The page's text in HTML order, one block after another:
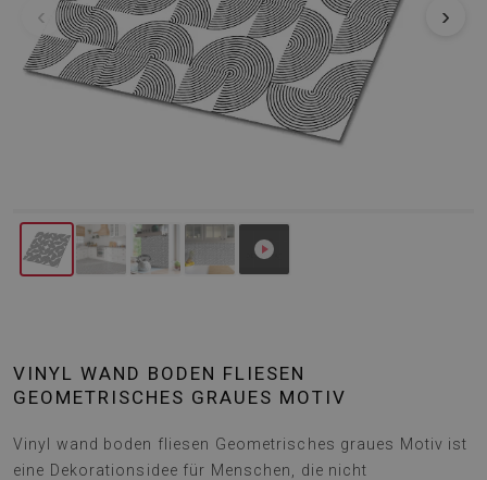
‹ ›
VINYL WAND BODEN FLIESEN
GEOMETRISCHES GRAUES MOTIV
Vinyl wand boden fliesen Geometrisches graues Motiv ist
eine Dekorationsidee für Menschen, die nicht